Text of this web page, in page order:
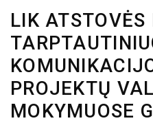
LIK
PROJEKTŲ
MOKYMUOSE